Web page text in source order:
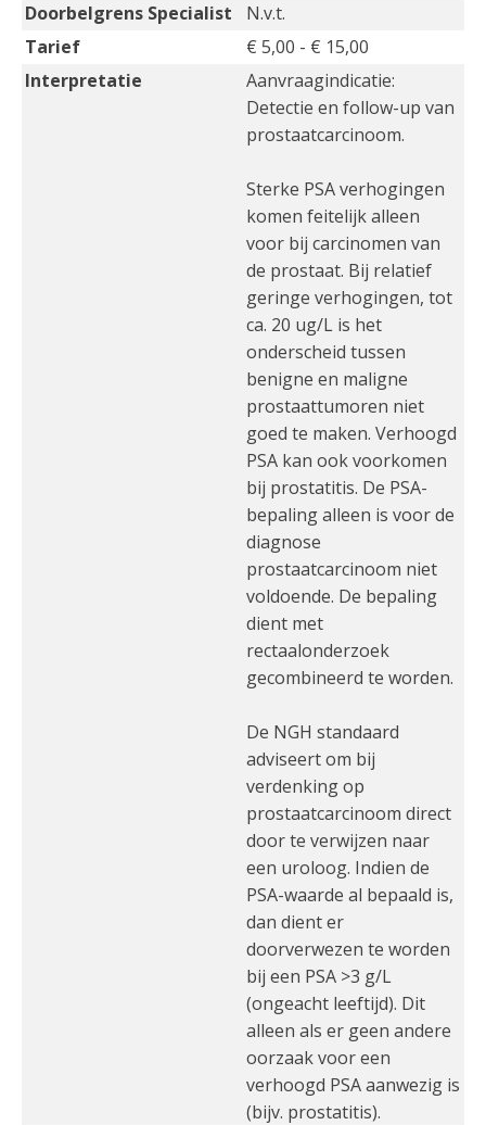
Doorbelgrens Specialist
N.v.t.
Tarief
€ 5,00 - € 15,00
Interpretatie
Aanvraagindicatie:
Detectie en follow-up van
prostaatcarcinoom.
Sterke PSA verhogingen
komen feitelijk alleen
voor bij carcinomen van
de prostaat. Bij relatief
geringe verhogingen, tot
ca. 20 ug/L is het
onderscheid tussen
benigne en maligne
prostaattumoren niet
goed te maken. Verhoogd
PSA kan ook voorkomen
bij prostatitis. De PSA-
bepaling alleen is voor de
diagnose
prostaatcarcinoom niet
voldoende. De bepaling
dient met
rectaalonderzoek
gecombineerd te worden.
De NGH standaard
adviseert om bij
verdenking op
prostaatcarcinoom direct
door te verwijzen naar
een uroloog. Indien de
PSA-waarde al bepaald is,
dan dient er
doorverwezen te worden
bij een PSA >3 g/L
(ongeacht leeftijd). Dit
alleen als er geen andere
oorzaak voor een
verhoogd PSA aanwezig is
(bijv. prostatitis).